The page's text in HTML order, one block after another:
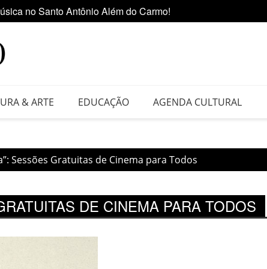
do Vinil no Shopping Center Lapa
& ARTE EDUCAÇÃO AGENDA CULTURAL
Sessões Gratuitas de Cinema para Todos
DE CINEMA PARA TODOS